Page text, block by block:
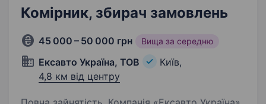
Комірник, збирач замовлень
45 000 – 50 000 грн Вища за середню
Ексавто Україна, ТОВ
Київ,
4,8 км від центру